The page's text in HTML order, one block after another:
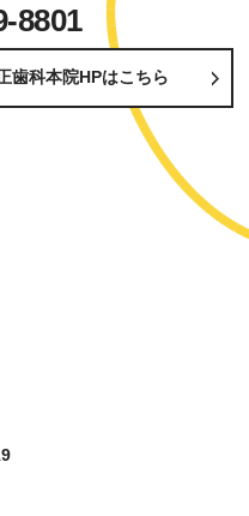
8801
歯科本院HPはこちら